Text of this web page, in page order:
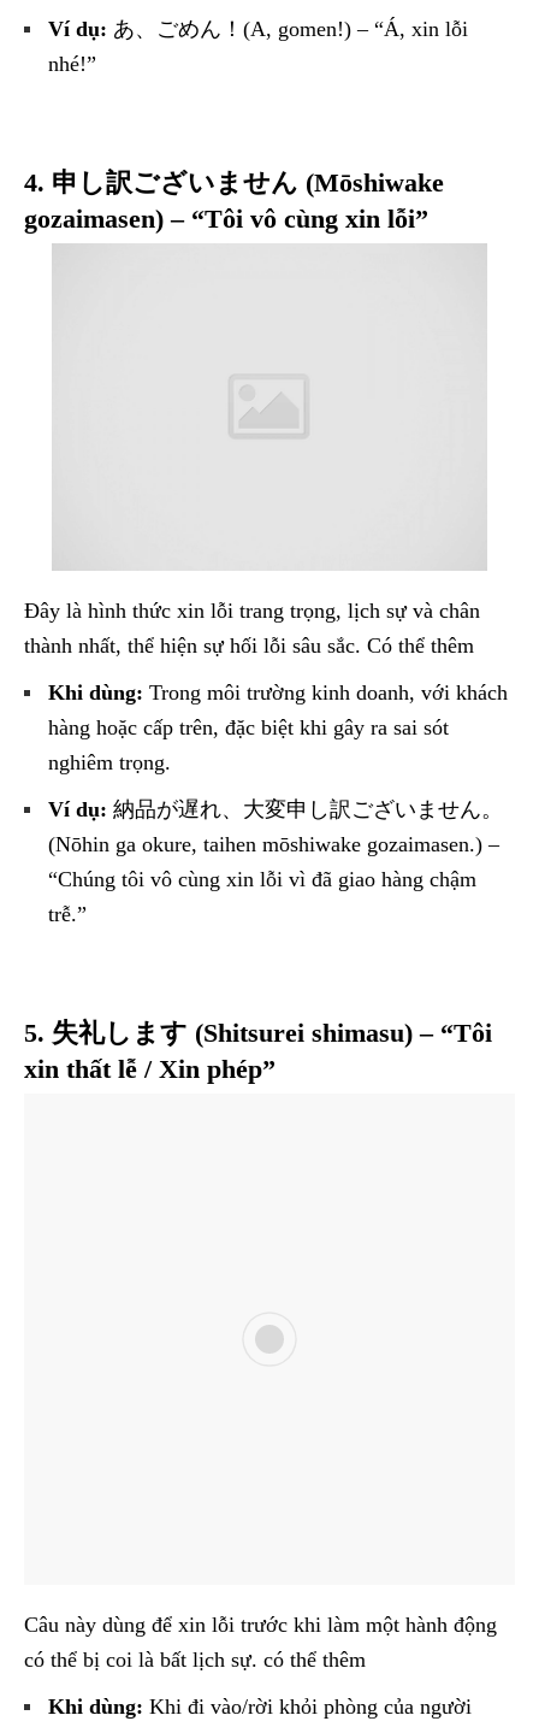
Ví dụ: あ、ごめん！(A, gomen!) – “Á, xin lỗi
nhé!”
4. 申し訳ございません (Mōshiwake
gozaimasen) – “Tôi vô cùng xin lỗi”
Đây là hình thức xin lỗi trang trọng, lịch sự và chân
thành nhất, thể hiện sự hối lỗi sâu sắc. Có thể thêm
Khi dùng: Trong môi trường kinh doanh, với khách
hàng hoặc cấp trên, đặc biệt khi gây ra sai sót
nghiêm trọng.
Ví dụ: 納品が遅れ、大変申し訳ございません。
(Nōhin ga okure, taihen mōshiwake gozaimasen.) –
“Chúng tôi vô cùng xin lỗi vì đã giao hàng chậm
trễ.”
5. 失礼します (Shitsurei shimasu) – “Tôi
xin thất lễ / Xin phép”
Câu này dùng để xin lỗi trước khi làm một hành động
có thể bị coi là bất lịch sự. có thể thêm
Khi dùng: Khi đi vào/rời khỏi phòng của người